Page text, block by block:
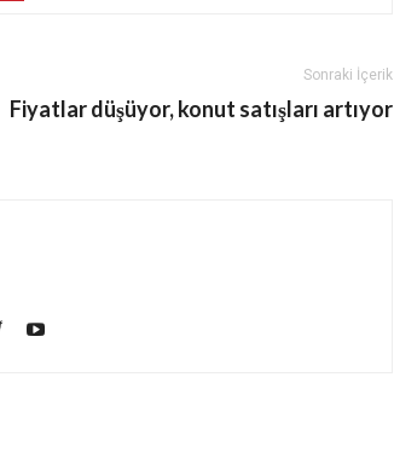
Sonraki İçerik
Fiyatlar düşüyor, konut satışları artıyor